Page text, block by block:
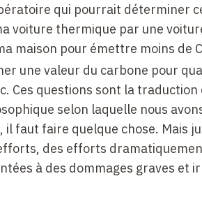
qui pourrait déterminer
voiture thermique par une
maison pour émettre moins de
une valeur du carbone pour
Ces questions sont la
selon laquelle nous
faut faire quelque chose. Mais
des efforts
à des dommages graves et